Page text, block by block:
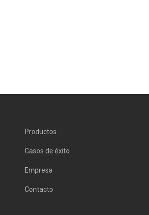
Productos
Casos de éxito
Empresa
Contacto